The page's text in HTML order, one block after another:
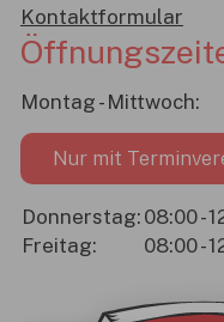
Kontaktformular
Montag - Mittwoch:
Nur mit
Donnerstag: 08:00 -
Freitag:
08:00 -